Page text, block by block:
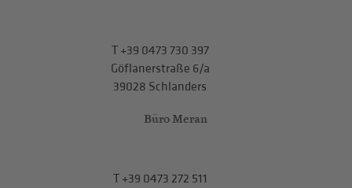
T+39 0473 730 397
Göflanerstraße 6/a
39028 Schlanders
Büro Meran
T+39 0473 272 511